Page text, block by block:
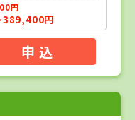
円
389,400円
申 込